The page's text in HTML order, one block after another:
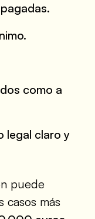
como a
legal claro y
puede
casos más